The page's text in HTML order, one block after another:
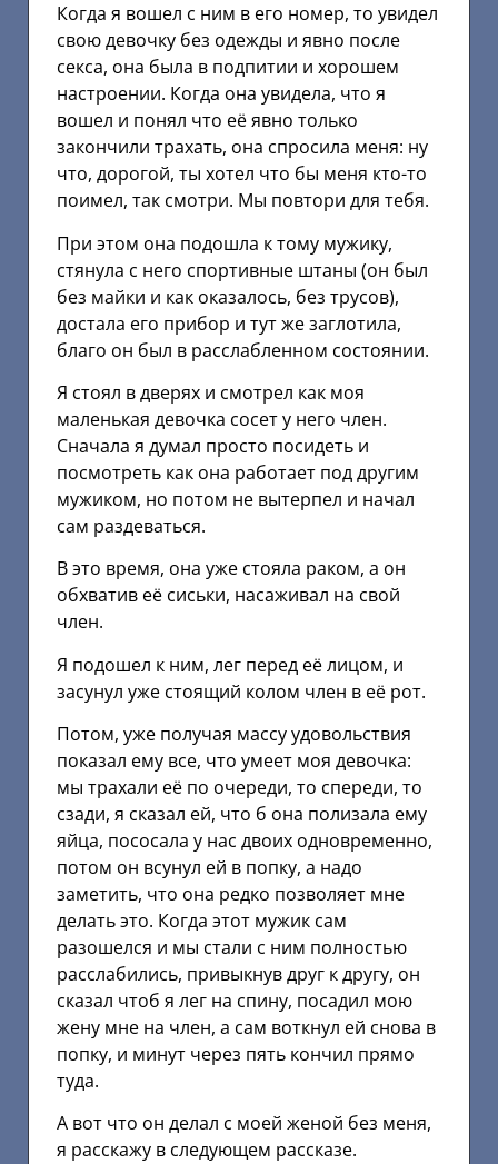
Когда я вошел с ним в его номер, то увидел
свою девочку без одежды и явно после
секса, она была в подпитии и хорошем
настроении. Когда она увидела, что я
вошел и понял что её явно только
закончили трахать, она спросила меня: ну
что, дорогой, ты хотел что бы меня кто-то
поимел, так смотри. Мы повтори для тебя.
При этом она подошла к тому мужику,
стянула с него спортивные штаны (он был
без майки и как оказалось, без трусов),
достала его прибор и тут же заглотила,
благо он был в расслабленном состоянии.
Я стоял в дверях и смотрел как моя
маленькая девочка сосет у него член.
Сначала я думал просто посидеть и
посмотреть как она работает под другим
мужиком, но потом не вытерпел и начал
сам раздеваться.
В это время, она уже стояла раком, а он
обхватив её сиськи, насаживал на свой
член.
Я подошел к ним, лег перед её лицом, и
засунул уже стоящий колом член в её рот.
Потом, уже получая массу удовольствия
показал ему все, что умеет моя девочка:
мы трахали её по очереди, то спереди, то
сзади, я сказал ей, что б она полизала ему
яйца, пососала у нас двоих одновременно,
потом он всунул ей в попку, а надо
заметить, что она редко позволяет мне
делать это. Когда этот мужик сам
разошелся и мы стали с ним полностью
расслабились, привыкнув друг к другу, он
сказал чтоб я лег на спину, посадил мою
жену мне на член, а сам воткнул ей снова в
попку, и минут через пять кончил прямо
туда.
А вот что он делал с моей женой без меня,
я расскажу в следующем рассказе.